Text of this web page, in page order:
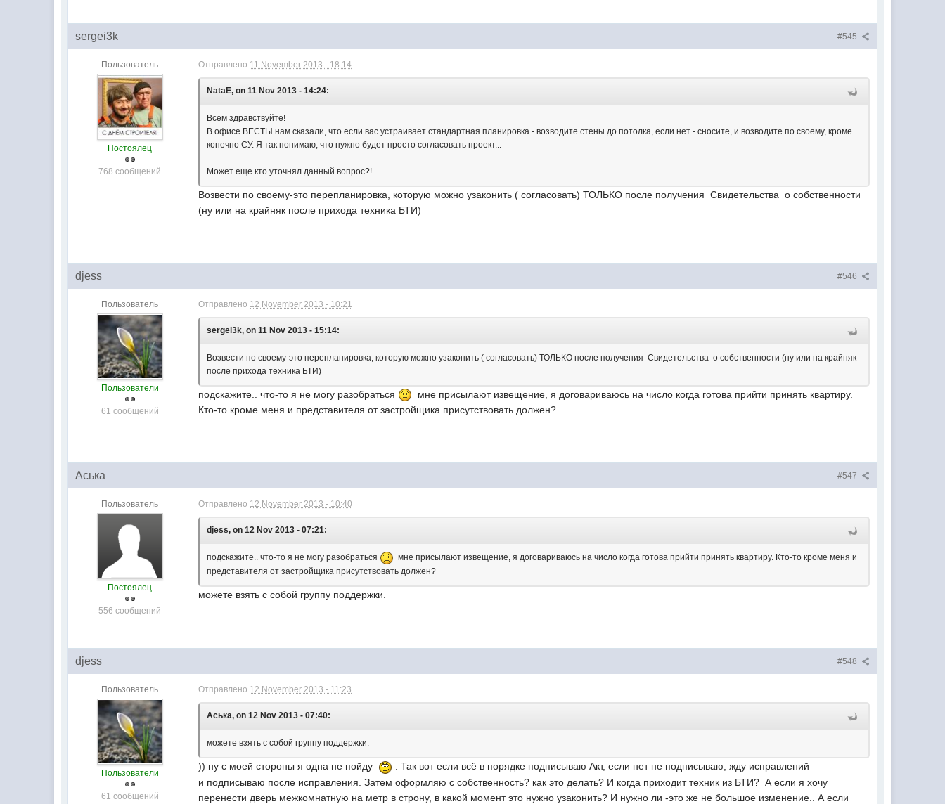
#545
sergei3k
Пользователь
Постоялец
768 сообщений
Отправлено 11 November 2013 - 18:14
NataE, on 11 Nov 2013 - 14:24:
Всем здравствуйте!
В офисе ВЕСТЫ нам сказали, что если вас устраивает стандартная планировка - возводите стены до потолка, если нет - сносите, и возводите по своему, кроме
конечно СУ. Я так понимаю, что нужно будет просто согласовать проект...
Может еще кто уточнял данный вопрос?!
Возвести по своему-это перепланировка, которую можно узаконить ( согласовать) ТОЛЬКО после получения Свидетельства о собственности
(ну или на крайняк после прихода техника БТИ)
#546
djess
Пользователь
Пользователи
61 сообщений
Отправлено 12 November 2013 - 10:21
sergei3k, on 11 Nov 2013 - 15:14:
Возвести по своему-это перепланировка, которую можно узаконить ( согласовать) ТОЛЬКО после получения Свидетельства о собственности (ну или на крайняк
после прихода техника БТИ)
подскажите.. что-то я не могу разобраться
мне присылают извещение, я договариваюсь на число когда готова прийти принять квартиру.
Кто-то кроме меня и представителя от застройщика присутствовать должен?
#547
Аська
Пользователь
Постоялец
556 сообщений
Отправлено 12 November 2013 - 10:40
djess, on 12 Nov 2013 - 07:21:
подскажите.. что-то я не могу разобраться
мне присылают извещение, я договариваюсь на число когда готова прийти принять квартиру. Кто-то кроме меня и
представителя от застройщика присутствовать должен?
можете взять с собой группу поддержки.
#548
djess
Пользователь
Пользователи
61 сообщений
Отправлено 12 November 2013 - 11:23
Аська, on 12 Nov 2013 - 07:40:
можете взять с собой группу поддержки.
)) ну с моей стороны я одна не пойду
. Так вот если всё в порядке подписываю Акт, если нет не подписываю, жду исправлений
и подписываю после исправления. Затем оформляю с собственность? как это делать? И когда приходит техник из БТИ? А если я хочу
перенести дверь межкомнатную на метр в строну, в какой момент это нужно узаконить? И нужно ли -это же не большое изменение.. А если